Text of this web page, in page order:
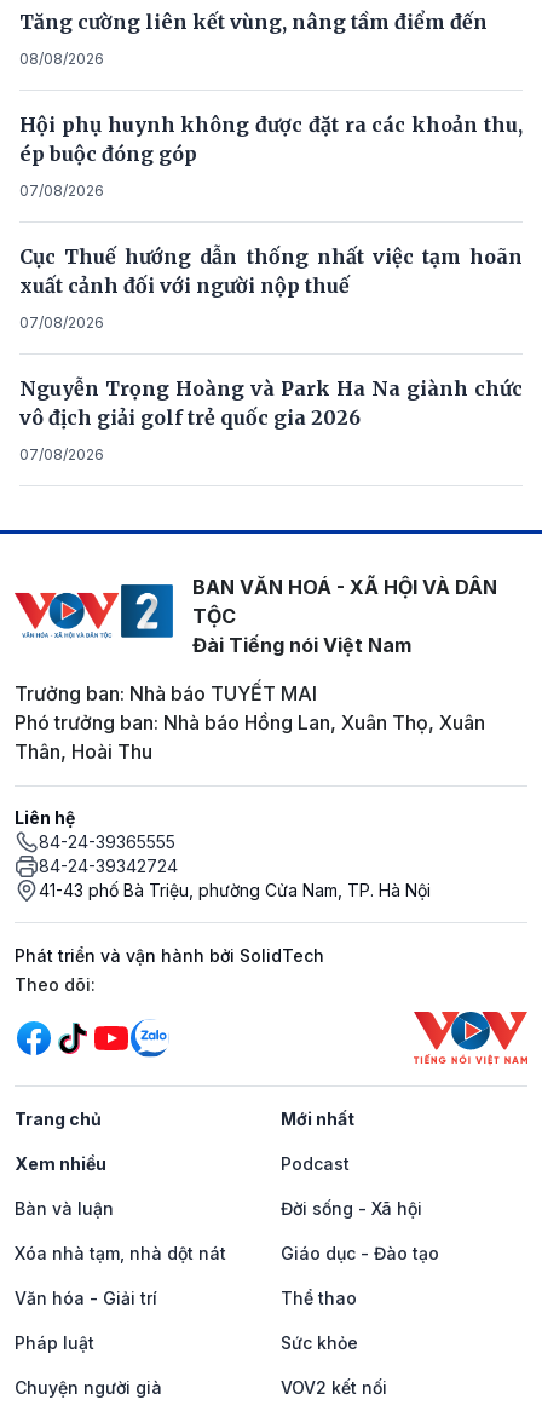
Tăng cường liên kết vùng, nâng tầm điểm đến
08/08/2026
Hội phụ huynh không được đặt ra các khoản thu,
ép buộc đóng góp
07/08/2026
Cục Thuế hướng dẫn thống nhất việc tạm hoãn
xuất cảnh đối với người nộp thuế
07/08/2026
Nguyễn Trọng Hoàng và Park Ha Na giành chức
vô địch giải golf trẻ quốc gia 2026
07/08/2026
BAN VĂN HOÁ - XÃ HỘI VÀ DÂN
TỘC
Đài Tiếng nói Việt Nam
Trưởng ban: Nhà báo TUYẾT MAI
Phó trưởng ban: Nhà báo Hồng Lan, Xuân Thọ, Xuân
Thân, Hoài Thu
Liên hệ
84-24-39365555
84-24-39342724
41-43 phố Bà Triệu, phường Cửa Nam, TP. Hà Nội
Phát triển và vận hành bởi SolidTech
Mạng xã hội
Theo dõi:
Trang chủ Mới nhất
Xem nhiều Podcast
Bàn và luận Đời sống - Xã hội
Xóa nhà tạm, nhà dột nát Giáo dục - Đào tạo
Văn hóa - Giải trí Thể thao
Pháp luật Sức khỏe
Chuyện người già VOV2 kết nối